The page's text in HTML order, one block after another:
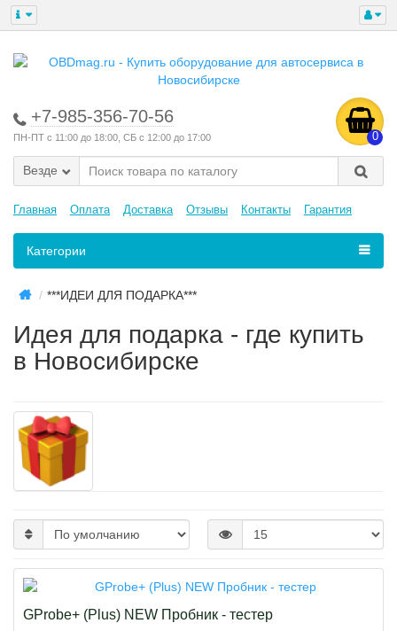
+7-985-356-70-56
ПН-ПТ с 11:00 до 18:00, СБ с 12:00 до 17:00 0
Везде
Главная Оплата Доставка Отзывы Контакты Гарантия
Категории
***ИДЕИ ДЛЯ ПОДАРКА***
Идeя для подарка - где купить
в Новосибирске
GProbe+ (Plus) NEW Пробник - тестер